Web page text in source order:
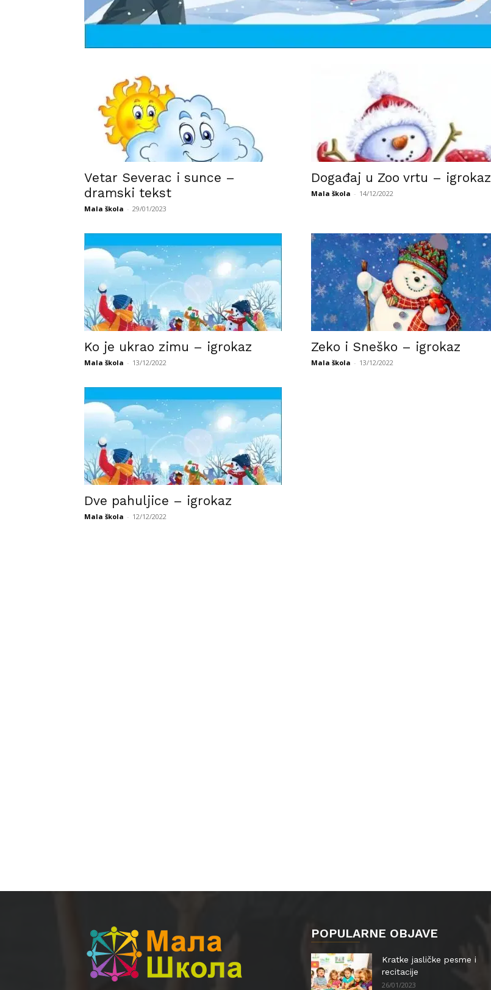
Vetar Severac i sunce –
dramski tekst
Mala škola - 29/01/2023
Događaj u Zoo vrtu – igrokaz
Mala škola - 14/12/2022
Ko je ukrao zimu – igrokaz
Mala škola - 13/12/2022
Zeko i Sneško – igrokaz
Mala škola - 13/12/2022
Dve pahuljice – igrokaz
Mala škola - 12/12/2022
POPULARNE OBJAVE
Kratke jasličke pesme i
recitacije
26/01/2023